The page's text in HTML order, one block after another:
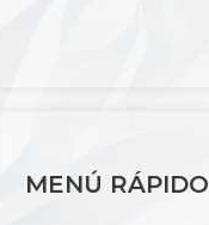
MENÚ RÁPIDO